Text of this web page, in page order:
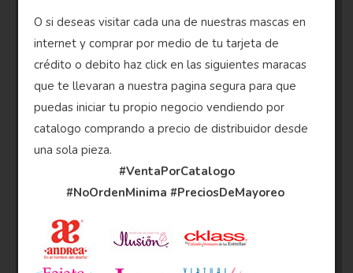
O si deseas visitar cada una de nuestras mascas en
internet y comprar por medio de tu tarjeta de
crédito o debito haz click en las siguientes maracas
que te llevaran a nuestra pagina segura para que
puedas iniciar tu propio negocio vendiendo por
catalogo comprando a precio de distribuidor desde
una sola pieza.
#VentaPorCatalogo
#NoOrdenMinima #PreciosDeMayoreo